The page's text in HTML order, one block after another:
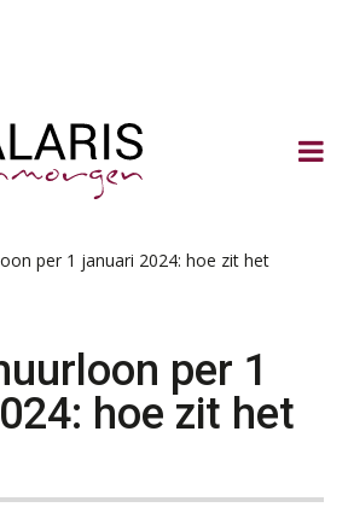
per 1 januari 2024: hoe zit het
per 1
hoe zit het